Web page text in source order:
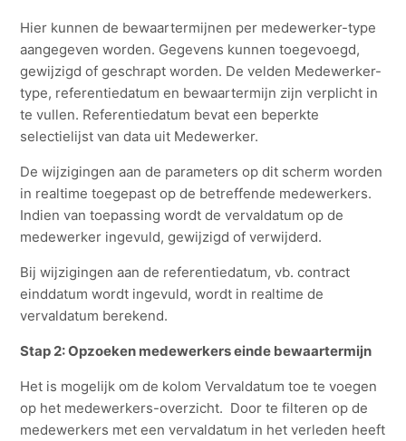
Hier kunnen de bewaartermijnen per medewerker-type
aangegeven worden. Gegevens kunnen toegevoegd,
gewijzigd of geschrapt worden. De velden Medewerker-
type, referentiedatum en bewaartermijn zijn verplicht in
te vullen. Referentiedatum bevat een beperkte
selectielijst van data uit Medewerker.
De wijzigingen aan de parameters op dit scherm worden
in realtime toegepast op de betreffende medewerkers.
Indien van toepassing wordt de vervaldatum op de
medewerker ingevuld, gewijzigd of verwijderd.
Bij wijzigingen aan de referentiedatum, vb. contract
einddatum wordt ingevuld, wordt in realtime de
vervaldatum berekend.
Stap 2: Opzoeken medewerkers einde bewaartermijn
Het is mogelijk om de kolom Vervaldatum toe te voegen
op het medewerkers-overzicht. Door te filteren op de
medewerkers met een vervaldatum in het verleden heeft